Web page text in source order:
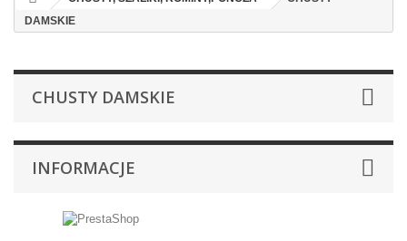
DAMSKIE
CHUSTY DAMSKIE
INFORMACJE